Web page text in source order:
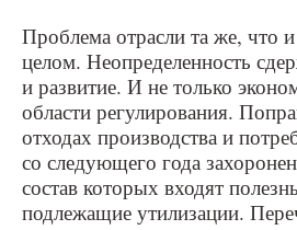
Проблема отрасли та же, что
целом. Неопределенность
и развитие. И не только
области регулирования.
отходах производства и
со следующего года
состав которых входят
подлежащие утилизации.